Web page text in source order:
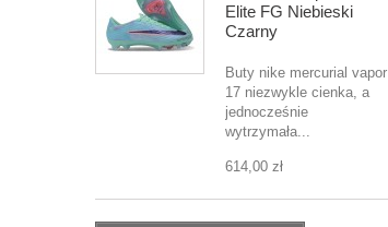
Elite FG Niebieski
Czarny
Buty nike mercurial vapor
17 niezwykle cienka, a
jednocześnie
wytrzymała...
614,00 zł